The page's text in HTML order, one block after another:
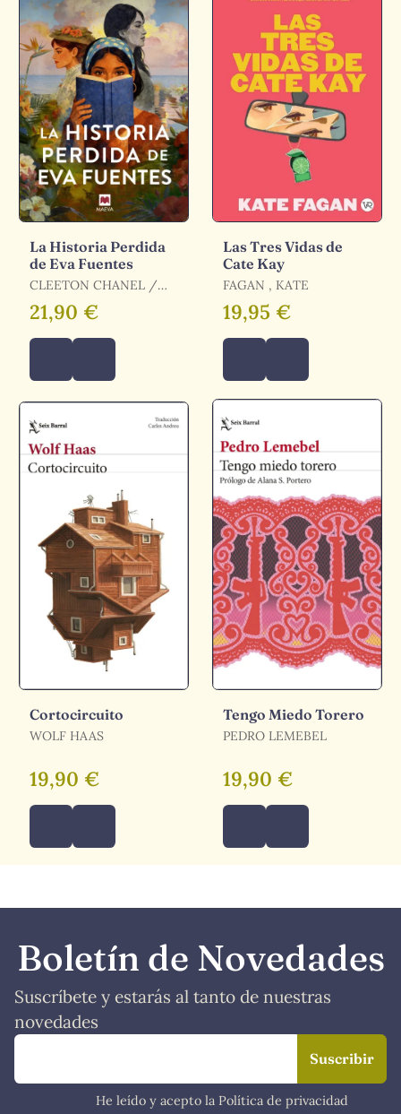
La Historia Perdida
de Eva Fuentes
CLEETON CHANEL /
CHANEL CLEETON
21,90 €
Las Tres Vidas de
Cate Kay
FAGAN , KATE
19,95 €
Cortocircuito
WOLF HAAS
19,90 €
Tengo Miedo Torero
PEDRO LEMEBEL
19,90 €
Boletín de Novedades
Suscríbete y estarás al tanto de nuestras
novedades
He leído y acepto la Política de privacidad